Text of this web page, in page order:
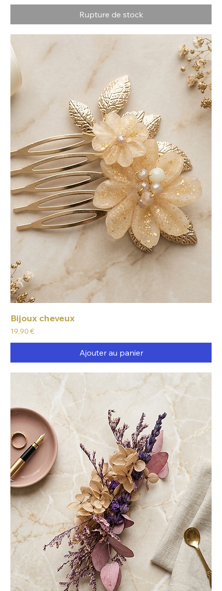
Rupture de stock
Bijoux cheveux
Prix
19,90 €
Ajouter au panier